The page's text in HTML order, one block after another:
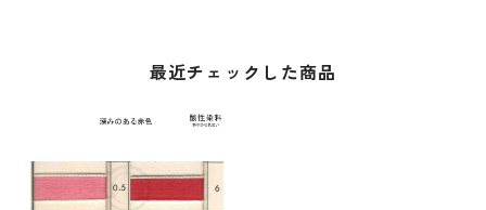
最近チェックした商品